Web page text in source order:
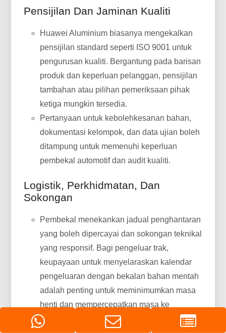
Pensijilan Dan Jaminan Kualiti
Huawei Aluminium biasanya mengekalkan
pensijilan standard seperti ISO 9001 untuk
pengurusan kualiti. Bergantung pada barisan
produk dan keperluan pelanggan, pensijilan
tambahan atau pilihan pemeriksaan pihak
ketiga mungkin tersedia.
Pertanyaan untuk kebolehkesanan bahan,
dokumentasi kelompok, dan data ujian boleh
ditampung untuk memenuhi keperluan
pembekal automotif dan audit kualiti.
Logistik, Perkhidmatan, Dan
Sokongan
Pembekal menekankan jadual penghantaran
yang boleh dipercayai dan sokongan teknikal
yang responsif. Bagi pengeluar trak,
keupayaan untuk menyelaraskan kalendar
pengeluaran dengan bekalan bahan mentah
adalah penting untuk meminimumkan masa
henti dan mempercepatkan masa ke
pasaran.